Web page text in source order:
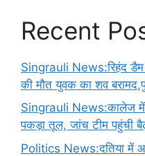
Recent
Singrauli News:रिहंद डैम
की मौत युवक का शव
Singrauli News:कालेज में
पकड़ा तूल, जांच टीम पहुंची
Politics News:दतिया में